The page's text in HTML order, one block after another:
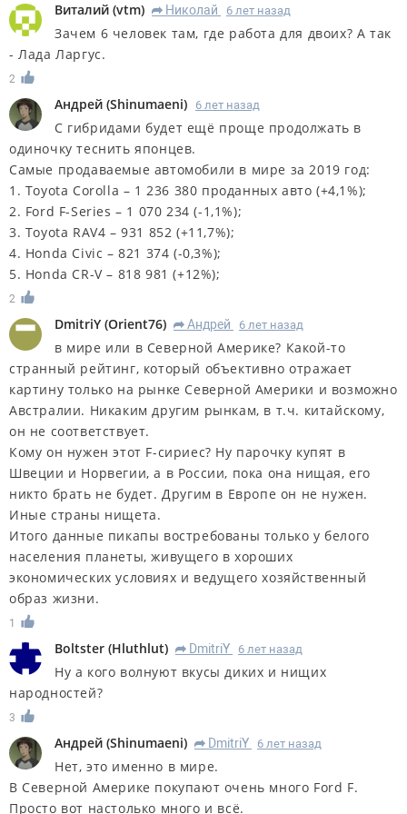
Виталий (vtm) R Николай 6 лет назад
Зачем 6 человек там, где работа для двоих? А так
- Лада Ларгус.
2
Андрей (Shinumaeni) 6 лет назад
С гибридами будет ещё проще продолжать в
одиночку теснить японцев.
Самые продаваемые автомобили в мире за 2019 год:
1. Toyota Corolla – 1 236 380 проданных авто (+4,1%);
2. Ford F-Series – 1 070 234 (-1,1%);
3. Toyota RAV4 – 931 852 (+11,7%);
4. Honda Civic – 821 374 (-0,3%);
5. Honda CR-V– 818 981 (+12%);
2
DmitriY (Orient76) R Андрей 6 лет назад
в мире или в Северной Америке? Какой-то
странный рейтинг, который объективно отражает
картину только на рынке Северной Америки и возможно
Австралии. Никаким другим рынкам, в т.ч. китайскому,
он не соответствует.
Кому он нужен этот F-сириес? Ну парочку купят в
Швеции и Норвегии, а в России, пока она нищая, его
никто брать не будет. Другим в Европе он не нужен.
Иные страны нищета.
Итого данные пикапы востребованы только у белого
населения планеты, живущего в хороших
экономических условиях и ведущего хозяйственный
образ жизни.
1
Boltster (Hluthlut) R DmitriY 6 лет назад
Ну а кого волнуют вкусы диких и нищих
народностей?
3
Андрей (Shinumaeni) R DmitriY 6 лет назад
Нет, это именно в мире.
В Северной Америке покупают очень много Ford F.
Просто вот настолько много и всё.